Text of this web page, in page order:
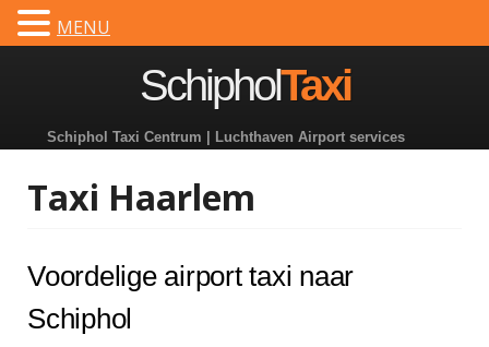
SchipholTaxi
Schiphol Taxi Centrum | Luchthaven Airport services
Taxi Haarlem
Voordelige airport taxi naar
Schiphol
MENU